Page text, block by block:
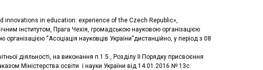
innovations in education: experience of the Czech Republic»,
інститутом, Прага Чехія, громадською науковою організацією
“Асоціація науковців України”дистанційно, у перiод з 08
діяльності, на виконання п.1.5., Розділу ІІ Порядку присвоєння
Міністерства освіти і науки України від 14.01.2016 № 13с.